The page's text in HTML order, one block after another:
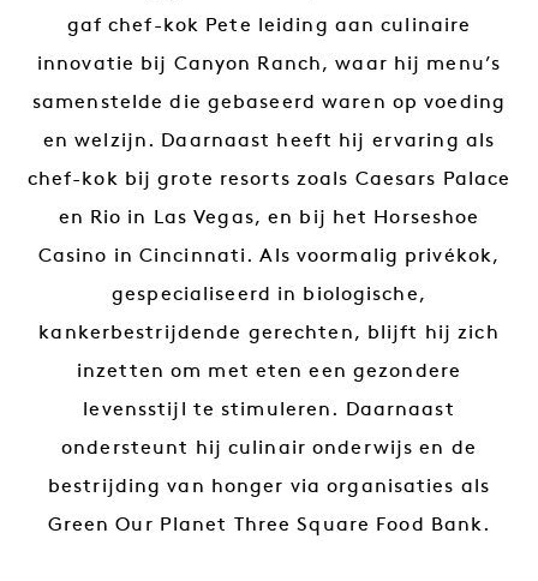
gaf chef-kok Pete leiding aan culinaire
innovatie bij Canyon Ranch, waar hij menu’s
samenstelde die gebaseerd waren op voeding
en welzijn. Daarnaast heeft hij ervaring als
chef-kok bij grote resorts zoals Caesars Palace
en Rio in Las Vegas, en bij het Horseshoe
Casino in Cincinnati. Als voormalig privékok,
gespecialiseerd in biologische,
kankerbestrijdende gerechten, blijft hij zich
inzetten om met eten een gezondere
levensstijl te stimuleren. Daarnaast
ondersteunt hij culinair onderwijs en de
bestrijding van honger via organisaties als
Green Our Planet Three Square Food Bank.